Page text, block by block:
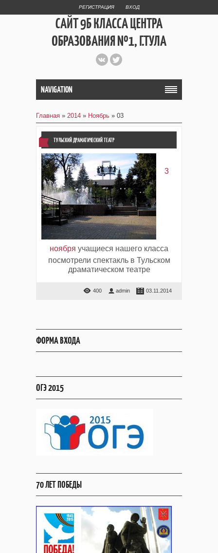
РЕГИСТРАЦИЯ ВХОД
САЙТ 9Б КЛАССА ЦЕНТРА
ОБРАЗОВАНИЯ №1, Г.ТУЛА
СТРУКТУРНОЕ
ПОДРАЗДЕЛЕНИЕ
ЛИЦЕЙ №4
NAVIGATION
Главная » 2014 » Ноябрь » 03
ТУЛЬСКИЙ ДРАМАТИЧЕСКИЙ ТЕАТР
3
ноября учащиеся нашего класса
посмотрели спектакль в Тульском
драматическом театре
400 admin 03.11.2014
ФОРМА ВХОДА
ОГЭ 2015
70 ЛЕТ ПОБЕДЫ